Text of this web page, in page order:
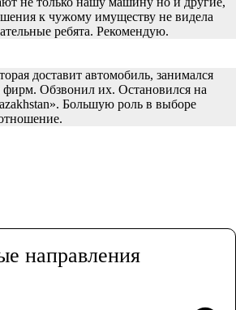
к чужому имуществу не видела
ребята. Рекомендую.
доставит автомобиль, занимался
фирм. Обзвонил их. Остановился на
Большую роль в выборе
направления